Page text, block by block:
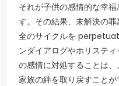
それが子供の感情的な幸
す。その結果、未解決の
全のサイクルを
ンダイアログやホリステ
の感情に対処することは、
家族の絆を取り戻すこと